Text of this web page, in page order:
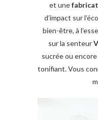
et une
d’impact sur
bien-être, à
sur la senteur
sucrée ou encore
tonifiant. Vous